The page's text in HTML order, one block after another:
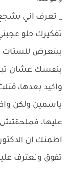
_ تعرف اني بشجع
تفكيرك حلو
بيتعرض للستات
بنفسك عشان
واكيد بعدها،
ياسمين ولكن
عليها،
اطمنك ان
تفوق وتعترف